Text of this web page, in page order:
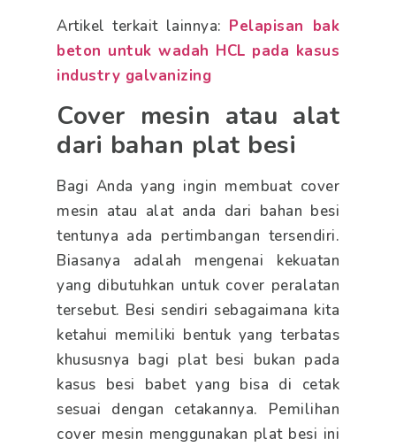
Artikel terkait lainnya: Pelapisan bak
beton untuk wadah HCL pada kasus
industry galvanizing
Cover mesin atau alat
dari bahan plat besi
Bagi Anda yang ingin membuat cover
mesin atau alat anda dari bahan besi
tentunya ada pertimbangan tersendiri.
Biasanya adalah mengenai kekuatan
yang dibutuhkan untuk cover peralatan
tersebut. Besi sendiri sebagaimana kita
ketahui memiliki bentuk yang terbatas
khususnya bagi plat besi bukan pada
kasus besi babet yang bisa di cetak
sesuai dengan cetakannya. Pemilihan
cover mesin menggunakan plat besi ini